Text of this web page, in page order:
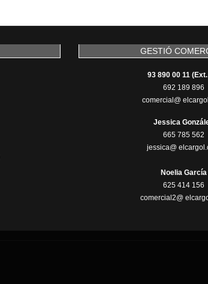
GESTIÓ
93 890 00 11
692 189 896
comercial@
Jessica
665 785 562
jessica@
Noelia García
625 414 156
comercial2@